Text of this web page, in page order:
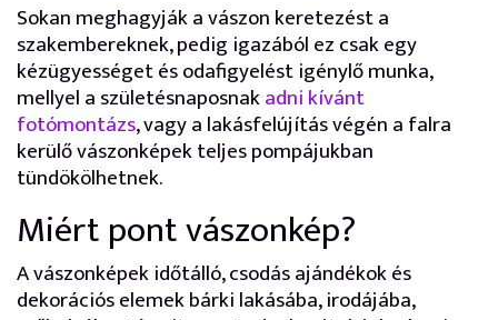
Sokan meghagyják a vászon keretezést a
szakembereknek, pedig igazából ez csak egy
kézügyességet és odafigyelést igénylő munka,
mellyel a születésnaposnakadni kívánt
fotómontázs, vagy a lakásfelújítás végén a falra
kerülő vászonképek teljes pompájukban
tündökölhetnek.
Miért pont vászonkép?
A vászonképek időtálló, csodás ajándékok és
dekorációs elemek bárki lakásába, irodájába,